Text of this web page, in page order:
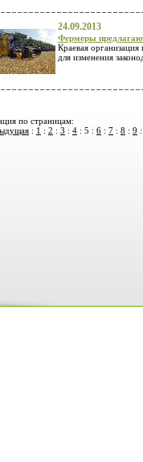
24.09.2013
Фермеры
Краевая
для изменения
по страницам:
: 1 : 2 : 3 : 4 : 5 : 6 : 7 : 8 : 9